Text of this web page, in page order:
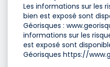
Les informations sur les
bien est exposé sont
Géorisques :
informations sur les
est exposé sont
Géorisques https://